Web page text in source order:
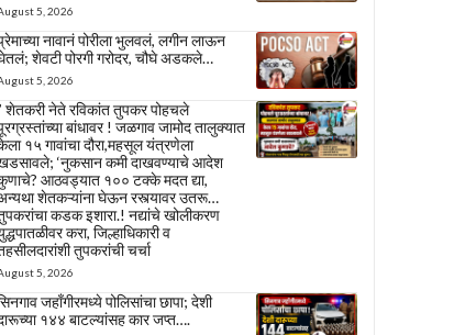
5, 2026
नावानं पोरीला भुलवलं, लगीन लाऊन
शेवटी पोरगी गरोदर, चौघे अडकले…
5, 2026
शेतकरी नेते रविकांत तुपकर पोहचले
बांधावर ! जळगाव जामोद तालुक्यात
१५ गावांचा दौरा,महसूल यंत्रणेला
‘नुकसान कमी दाखवण्याचे आदेश
आठवड्यात १०० टक्के मदत द्या,
शेतकऱ्यांना घेऊन रस्त्यावर उतरू…
कडक इशारा.! नद्यांचे खोलीकरण
करा, जिल्हाधिकारी व
तुपकरांची चर्चा
5, 2026
जहाँगीरमध्ये पोलिसांचा छापा; देशी
१४४ बाटल्यांसह कार जप्त….